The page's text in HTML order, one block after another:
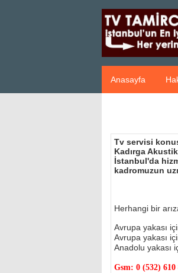
Anasayfa
Tv servisi
Kadırga
İstanbul'da
kadromuzun
Herhangi bir
Avrupa yakası
Avrupa yakası
Anadolu yakası
Gsm: 0 (532) 610